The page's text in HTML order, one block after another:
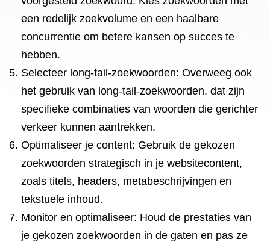
een redelijk zoekvolume en een haalbare
concurrentie om betere kansen op succes te
hebben.
Selecteer long-tail-zoekwoorden: Overweeg ook
het gebruik van long-tail-zoekwoorden, dat zijn
specifieke combinaties van woorden die gerichter
verkeer kunnen aantrekken.
Optimaliseer je content: Gebruik de gekozen
zoekwoorden strategisch in je websitecontent,
zoals titels, headers, metabeschrijvingen en
tekstuele inhoud.
Monitor en optimaliseer: Houd de prestaties van
je gekozen zoekwoorden in de gaten en pas ze